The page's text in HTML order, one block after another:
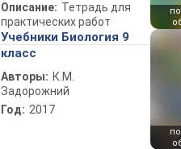
Описание: Тетрадь для
практических работ
Учебники Биология 9
класс
Авторы: К.М.
Задорожний
Год: 2017